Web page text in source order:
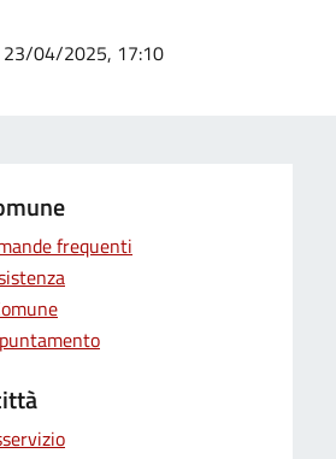
23/04/2025, 17:10
frequenti